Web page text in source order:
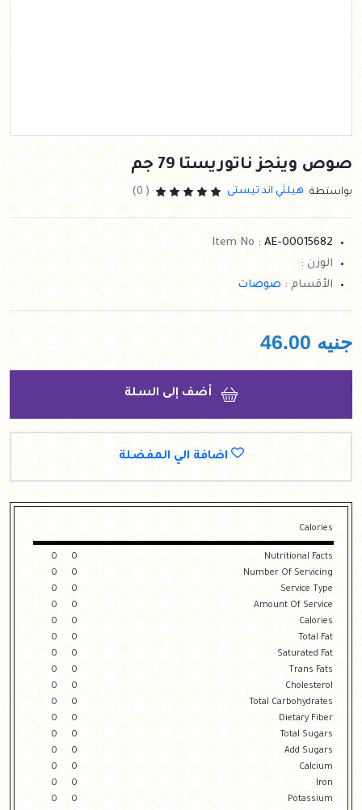
صوص وينجز ناتوريستا 79 جم
بواستطة هيلثي اند تيستى ( 0)
Item No :AE-00015682
الوزن :
الأقسام : صوصات
جنيه 46.00
أضف إلى السلة
اضافة الي المفضلة
Calories
Nutritional Facts
0
0
Number Of Servicing
0
0
Service Type
0
0
Amount Of Service
0
0
Calories
0
0
Total Fat
0
0
Saturated Fat
0
0
Trans Fats
0
0
Cholesterol
0
0
Total Carbohydrates
0
0
Dietary Fiber
0
0
Total Sugars
0
0
Add Sugars
0
0
Calcium
0
0
Iron
0
0
Potassium
0
0